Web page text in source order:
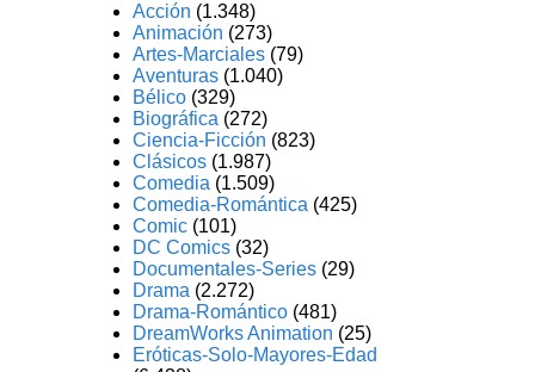
Acción (1.348)
Animación (273)
Artes-Marciales (79)
Aventuras (1.040)
Bélico (329)
Biográfica (272)
Ciencia-Ficción (823)
Clásicos (1.987)
Comedia (1.509)
Comedia-Romántica (425)
Comic (101)
DC Comics (32)
Documentales-Series (29)
Drama (2.272)
Drama-Romántico (481)
DreamWorks Animation (25)
Eróticas-Solo-Mayores-Edad